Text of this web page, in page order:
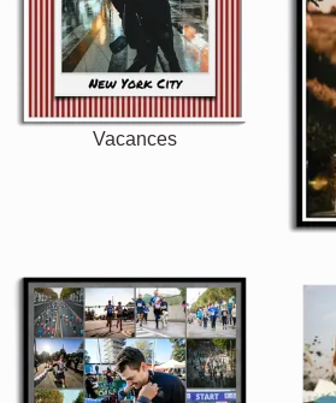
Vacances